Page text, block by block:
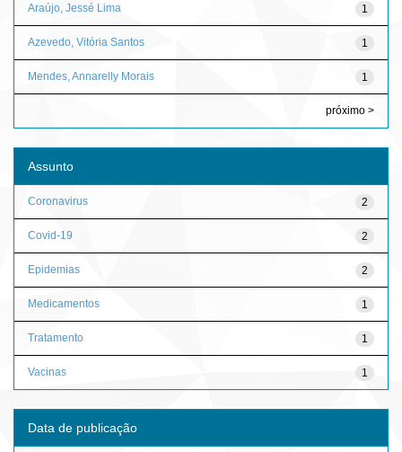
1
Araújo, Jessé Lima
1
Azevedo, Vitória Santos
1
Mendes, Annarelly Morais
próximo >
Assunto
2
Coronavirus
2
Covid-19
2
Epidemias
1
Medicamentos
1
Tratamento
1
Vacinas
Data de publicação